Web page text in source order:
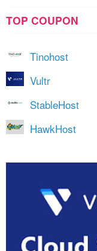
TOP COUPON
Tinohost
Vultr
StableHost
HawkHost